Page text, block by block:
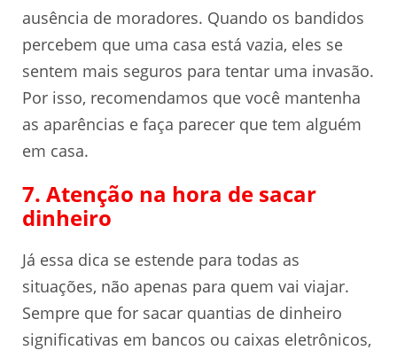
ausência de moradores. Quando os bandidos
percebem que uma casa está vazia, eles se
sentem mais seguros para tentar uma invasão.
Por isso, recomendamos que você mantenha
as aparências e faça parecer que tem alguém
em casa.
7. Atenção na hora de sacar
dinheiro
Já essa dica se estende para todas as
situações, não apenas para quem vai viajar.
Sempre que for sacar quantias de dinheiro
significativas em bancos ou caixas eletrônicos,